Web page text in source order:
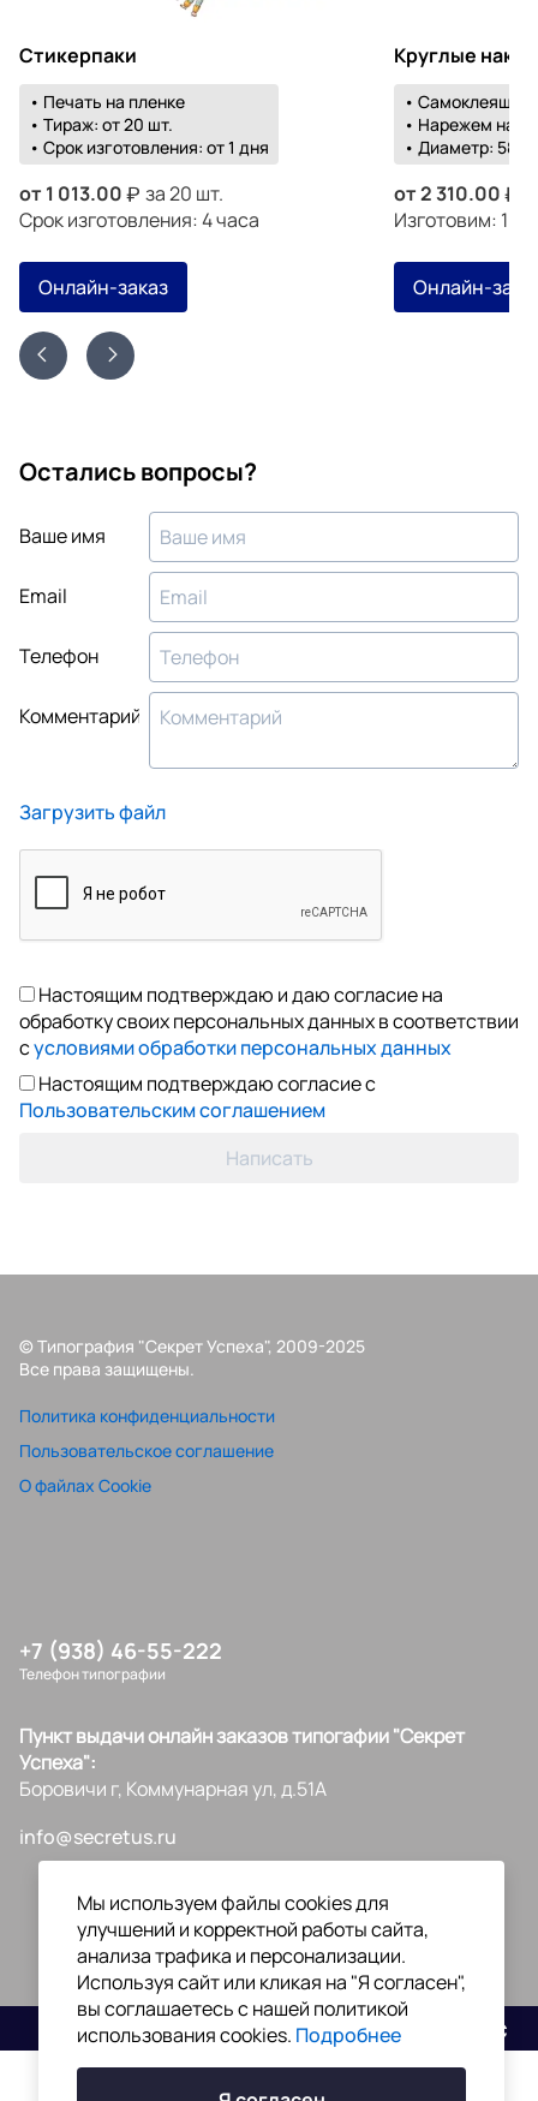
Стикерпаки
• Печать на пленке
• Тираж: от 20 шт.
• Срок изготовления: от 1 дня
от 1 013.00
за 20 шт.
Срок изготовления: 4 часа
Онлайн-заказ
Круглые
•
• Нарежем на
• Диаметр: 58-
от2 310.00
Изготовим: 19
Онлайн-
Остались вопросы?
Ваше имя
Email
Телефон
Комментарий
Загрузить файл
Настоящим подтверждаю и даю согласие на
обработку своих персональных данных в соответствии
сусловиями обработки персональных данных
Настоящим подтверждаю согласие с
Пользовательским соглашением
Написать
© Типография "Секрет Успеха", 2009-2025
Все права защищены.
Политика конфиденциальности
Пользовательское соглашение
О файлах Cookie
+7 (938) 46-55-222
Телефон типографии
Пункт выдачи онлайн заказов типогафии "Секрет
Успеха":
Боровичи г, Коммунарная ул, д.51А
info@secretus.ru
Мы используем файлы cookies для
улучшений и корректной работы сайта,
анализа трафика и персонализации.
Используя сайт или кликая на "Я согласен",
вы соглашаетесь с нашей политикой
использования cookies. Подробнее
Разработано